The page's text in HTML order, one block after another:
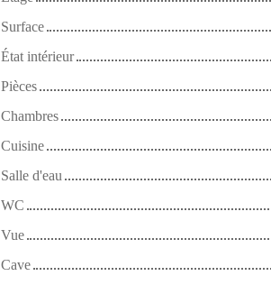
Surface
État intérieur
Pièces
Chambres
Cuisine
Salle d'eau
WC
Vue
Cave